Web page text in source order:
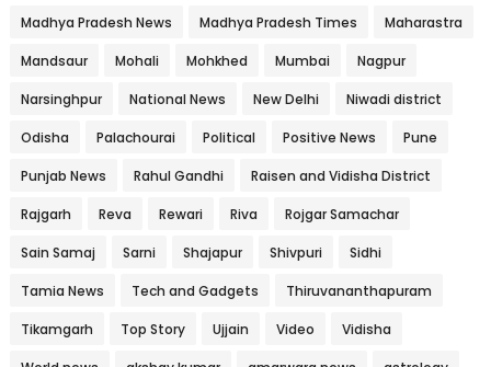
Madhya Pradesh News Madhya Pradesh Times Maharastra
Mandsaur Mohali Mohkhed Mumbai Nagpur
Narsinghpur National News New Delhi Niwadi district
Odisha Palachourai Political Positive News Pune
Punjab News Rahul Gandhi Raisen and Vidisha District
Rajgarh Reva Rewari Riva Rojgar Samachar
Sain Samaj Sarni Shajapur Shivpuri Sidhi
Tamia News Tech and Gadgets Thiruvananthapuram
Tikamgarh Top Story Ujjain Video Vidisha